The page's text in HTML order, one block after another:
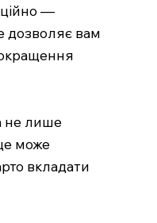
—
дозволяє вам
не лише
може
вкладати